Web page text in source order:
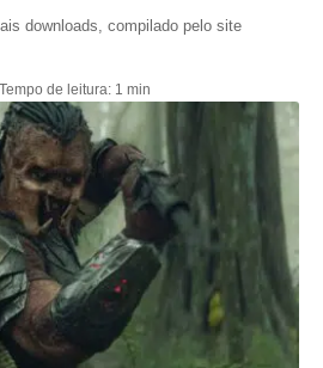
downloads, compilado pelo site
de leitura: 1 min